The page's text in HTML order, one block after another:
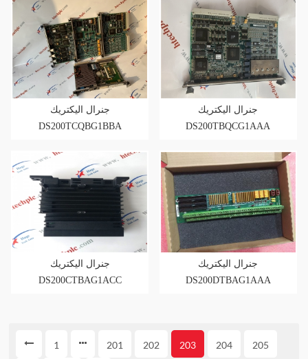
جنرال اليكتريك
DS200TCQBG1BBA
جنرال اليكتريك
DS200TBQCG1AAA
جنرال اليكتريك
DS200CTBAG1ACC
جنرال اليكتريك
DS200DTBAG1AAA
1 201 202 203 204 205